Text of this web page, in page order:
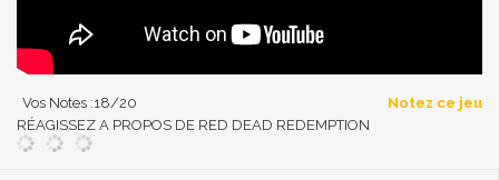
Vos Notes :18/20
Notez ce jeu
RÉAGISSEZ A PROPOS DE RED DEAD REDEMPTION